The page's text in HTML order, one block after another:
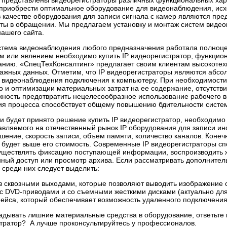
оптимальное оборудование для видеонаблюдения,
качестве оборудования для записи сигнала с камер являются
в обращении. Мы предлагаем установку и монтаж систем
сайта.
видеонаблюдения любого предназначения работала
или явлением необходимо купить IP видеорегистратор,
«СпецТехКонсалтинг» предлагает своим клиентам
данных. Отметим, что IP видеорегистраторы являются
подключения к компьютеру. При
оптимизации материальных затрат на ее содержание,
предотвратить нецелесообразное использование
процесса способствует общему повышению бдительности
принято решение купить IP видеорегистратор,
на отечественный рынок IP оборудования для
скорость записи, объем памяти, количество каналов.
будет выше его стоимость. Современные IP видеорегистраторы
фиксацию поступающей информации, воспроизводить
доступ или просмотр архива. Если рассматривать
них следует выделить:
сквозными выходами, которые позволяют выводить
DVD-приводами и со съемными жесткими дисками (актуально
который обеспечивает возможность удаленного
лишние материальные средства в оборудование,
А лучше проконсультируйтесь у профессионалов.